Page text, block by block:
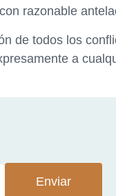
razonable
de todos los
a
Enviar